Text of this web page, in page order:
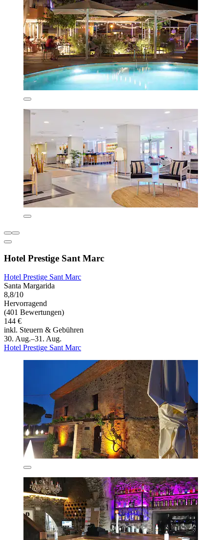
Hotel Prestige Sant Marc
Hotel Prestige Sant Marc
Santa Margarida
8,8/10
Hervorragend
(401 Bewertungen)
144 €
inkl. Steuern & Gebühren
30. Aug.–31. Aug.
Hotel Prestige Sant Marc